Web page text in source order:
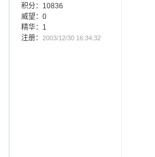
积分：10836
威望：0
精华：1
注册： 2003/12/30 16:34:32